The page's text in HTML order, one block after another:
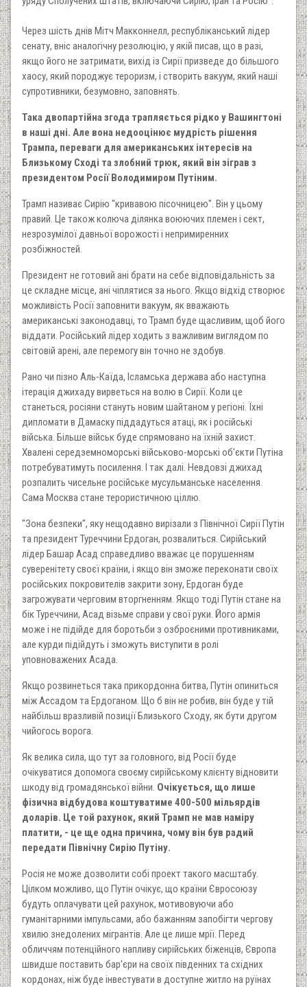
Через шість днів Мітч Макконнелл, республіканський лідер
сенату, вніс аналогічну резолюцію, у якій писав, що в разі,
якщо його не затримати, вихід із Сирії призведе до більшого
хаосу, який породжує тероризм, і створить вакуум, який наші
супротивники, безумовно, заповнять.
Така двопартійна згода трапляється рідко у Вашингтоні
в наші дні. Але вона недооцінює мудрість рішення
Трампа, переваги для американських інтересів на
Близькому Сході та злобний трюк, який він зіграв з
президентом Росії Володимиром Путіним.
Трамп називає Сирію "кривавою пісочницею". Він у цьому
правий. Це також колюча ділянка воюючих племен і сект,
незрозумілої давньої ворожості і непримиренних
розбіжностей.
Президент не готовий ані брати на себе відповідальність за
це складне місце, ані чіплятися за нього. Якщо відхід створює
можливість Росії заповнити вакуум, як вважають
американські законодавці, то Трамп буде щасливим, щоб його
віддати. Російський лідер ходить з важливим виглядом по
світовій арені, але перемогу він точно не здобув.
Рано чи пізно Аль-Каїда, Ісламська держава або наступна
ітерація джихаду вирветься на волю в Сирії. Коли це
станеться, росіяни стануть новим шайтаном у регіоні. Їхні
дипломати в Дамаску піддадуться атаці, як і російські
війська. Більше військ буде спрямовано на їхній захист.
Хвалені середземноморські військово-морські об’єкти Путіна
потребуватимуть посилення. І так далі. Невдовзі джихад
розпалить чисельне російське мусульманське населення.
Сама Москва стане терористичною ціллю.
"Зона безпеки", яку нещодавно вирізали з Північної Сирії Путін
та президент Туреччини Ердоган, розвалиться. Сирійський
лідер Башар Асад справедливо вважає це порушенням
суверенітету своєї країни, і якщо він зможе переконати своїх
російських покровителів закрити зону, Ердоган буде
загрожувати черговим вторгненням. Якщо тоді Путін стане на
бік Туреччини, Асад візьме справи у свої руки. Його армія
може і не підійде для боротьби з озброєними противниками,
але курди підійдуть і зможуть виступити в ролі
уповноважених Асада.
Якщо розвинеться така прикордонна битва, Путін опиниться
між Ассадом та Ердоганом. Що б він не робив, він буде у тій
найбільш вразливій позиції Близького Сходу, як бути другом
чийогось ворога.
Як велика сила, що тут за головного, від Росії буде
очікуватися допомога своєму сирійському клієнту відновити
шкоду від громадянської війни. Очікується, що лише
фізична відбудова коштуватиме 400-500 мільярдів
доларів. Це той рахунок, який Трамп не мав наміру
платити, - це ще одна причина, чому він був радий
передати Північну Сирію Путіну.
Росія не може дозволити собі проект такого масштабу.
Цілком можливо, що Путін очікує, що країни Євросоюзу
будуть оплачувати цей рахунок, мотивовуючи або
гуманітарними імпульсами, або бажанням запобігти чергову
хвилю знедолених мігрантів. Але це лише мрії. Перед
обличчям потенційного напливу сирійських біженців, Європа
швидше поставить бар'єри на своїх південних та східних
кордонах, ніж буде інвестувати в доступне житло на руїнах